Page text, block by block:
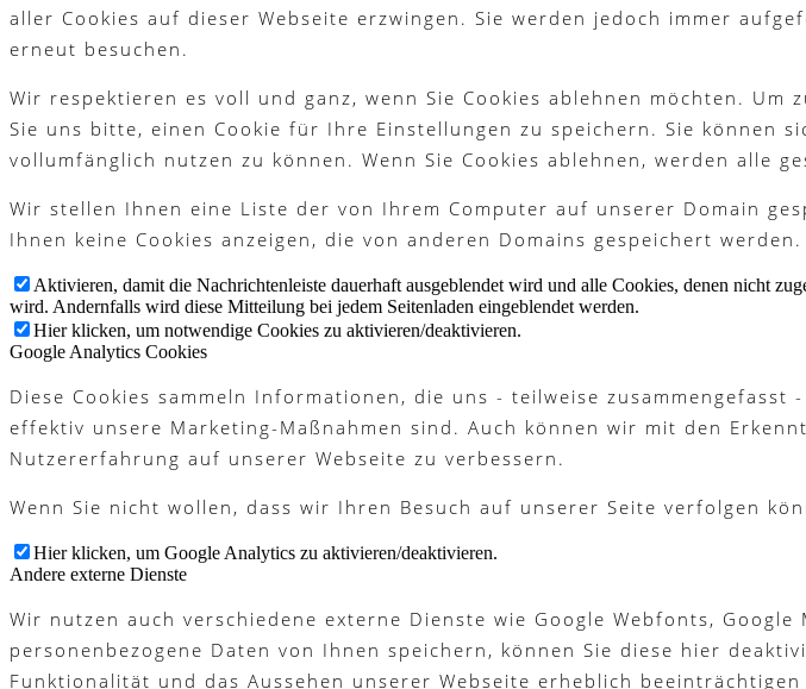
Platzreife
Golfregeln
Kurse
aller Cookies auf dieser Webseite erzwingen. Sie werden jedoch immer
erneut besuchen.
Wir respektieren es voll und ganz, wenn Sie Cookies ablehnen möchten.
Sie uns bitte, einen Cookie für Ihre Einstellungen zu speichern. Sie können
vollumfänglich nutzen zu können. Wenn Sie Cookies ablehnen, werden alle
Wir stellen Ihnen eine Liste der von Ihrem Computer auf unserer Domain
Ihnen keine Cookies anzeigen, die von anderen Domains gespeichert
Aktivieren, damit die Nachrichtenleiste dauerhaft ausgeblendet wird und alle Cookies, denen nicht
wird. Andernfalls wird diese Mitteilung bei jedem Seitenladen eingeblendet werden.
Hier klicken, um notwendige Cookies zu aktivieren/deaktivieren.
Google Analytics Cookies
Diese Cookies sammeln Informationen, die uns - teilweise
effektiv unsere Marketing-Maßnahmen sind. Auch können wir mit den
Nutzererfahrung auf unserer Webseite zu verbessern.
Wenn Sie nicht wollen, dass wir Ihren Besuch auf unserer Seite verfolgen
Hier klicken, um Google Analytics zu aktivieren/deaktivieren.
Andere externe Dienste
Wir nutzen auch verschiedene externe Dienste wie Google Webfonts,
personenbezogene Daten von Ihnen speichern, können Sie diese hier
Funktionalität und das Aussehen unserer Webseite erheblich